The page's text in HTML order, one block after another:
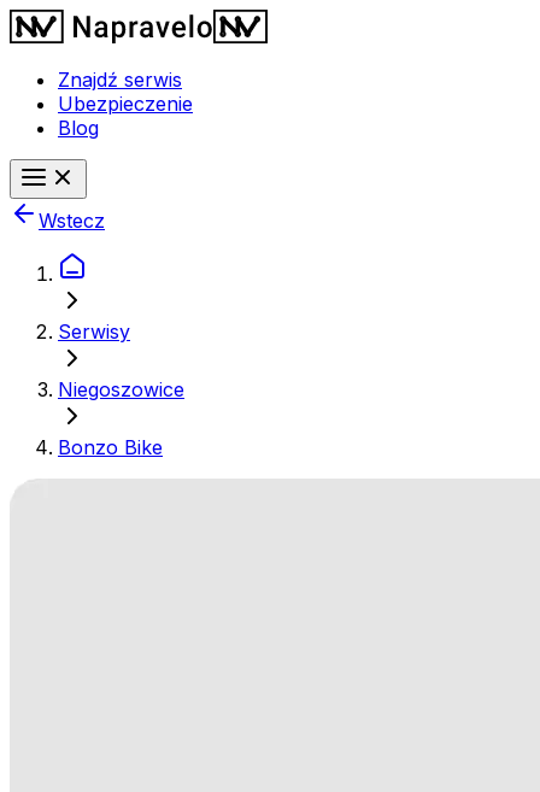
Znajdź serwis
Ubezpieczenie
Blog
Wstecz
Serwisy
Niegoszowice
Bonzo Bike